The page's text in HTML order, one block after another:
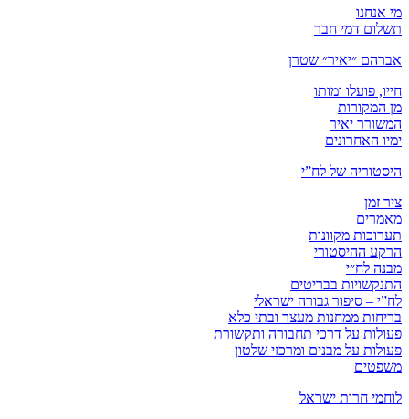
מי אנחנו
תשלום דמי חבר
אברהם ״יאיר״ שטרן
חייו, פועלו ומותו
מן המקורות
המשורר יאיר
ימיו האחרונים
היסטוריה של לח”י
ציר זמן
מאמרים
תערוכות מקוונות
הרקע ההיסטורי
מבנה לח״י
התנקשויות בבריטים
לח”י – סיפור גבורה ישראלי
בריחות ממחנות מעצר ובתי כלא
פעולות על דרכי תחבורה ותקשורת
פעולות על מבנים ומרכזי שלטון
משפטים
לוחמי חרות ישראל